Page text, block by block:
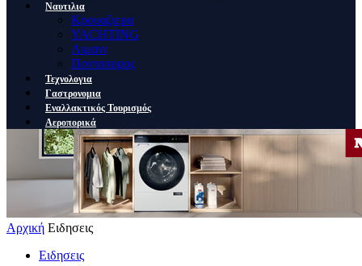
Ναυτιλια
Κρουαζιερα
YACHTING
Λιμανι
Ποντοπορος
Τεχνολογια
Γαστρονομια
Εναλλακτικός Τουρισμός
Αεροπορικά
Αρχική Ειδησεις
Ειδησεις